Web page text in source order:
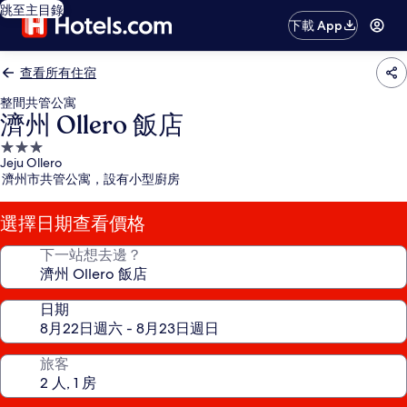
跳至主目錄
下載 App
查看所有住宿
整間共管公寓
濟州 Ollero 飯店
3.0
星
級
住
宿
Jeju Ollero
濟州市共管公寓，設有小型廚房
選擇日期查看價格
下一站想去邊？
日期
旅客